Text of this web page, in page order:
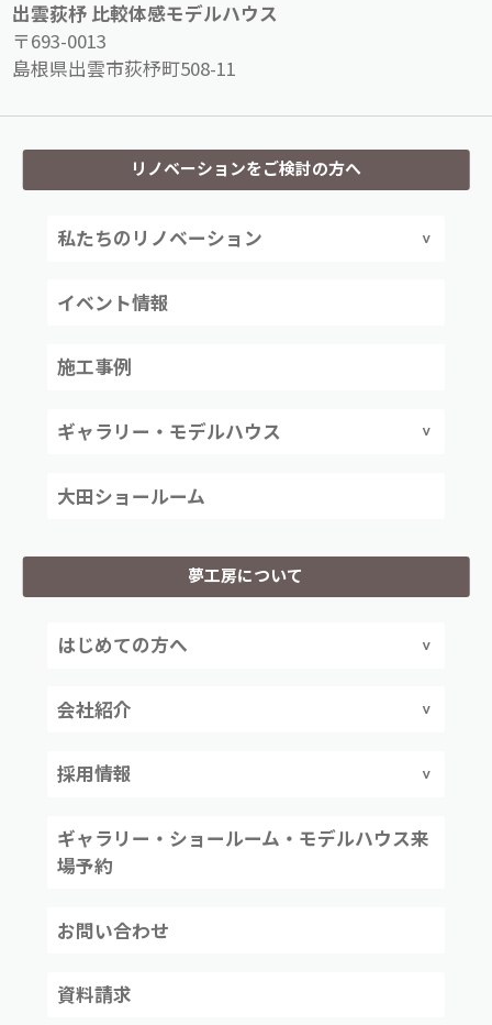
出雲荻杼 比較体感モデルハウス
〒693-0013
島根県出雲市荻杼町508-11
リノベーションをご検討の方へ
私たちのリノベーション
イベント情報
施工事例
ギャラリー・モデルハウス
大田ショールーム
夢工房について
はじめての方へ
会社紹介
採用情報
ギャラリー・ショールーム・モデルハウス来
場予約
お問い合わせ
資料請求